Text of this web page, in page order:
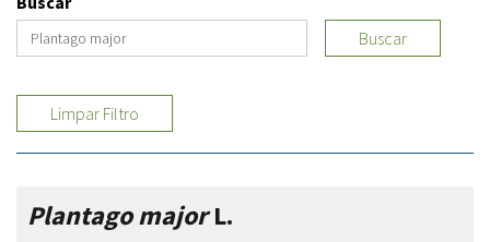
Buscar
Limpar Filtro
Plantago majorL.